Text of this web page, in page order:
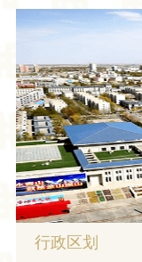
行政区划